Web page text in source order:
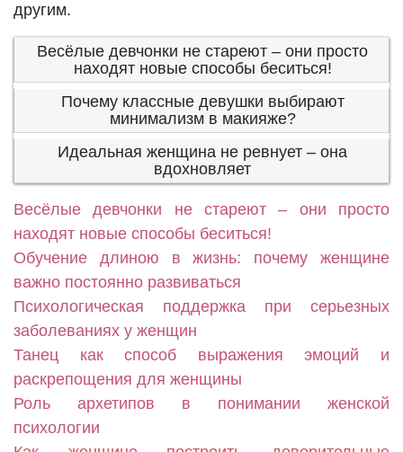
другим.
Весёлые девчонки не стареют – они просто
находят новые способы беситься!
Почему классные девушки выбирают
минимализм в макияже?
Идеальная женщина не ревнует – она
вдохновляет
Весёлые девчонки не стареют – они просто
находят новые способы беситься!
Обучение длиною в жизнь: почему женщине
важно постоянно развиваться
Психологическая поддержка при серьезных
заболеваниях у женщин
Танец как способ выражения эмоций и
раскрепощения для женщины
Роль архетипов в понимании женской
психологии